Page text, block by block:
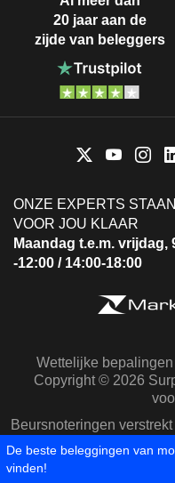
20 jaar aan de
zijde van beleggers
ONZE EXPERTS STAAN
VOOR JOU KLAAR
Maandag t.e.m. vrijdag,
-12:00 / 14:00-18:00
Wettelijke bepalingen
Copyright © 2026
Beursnoteringen
De beste beleggingen van
vinden!